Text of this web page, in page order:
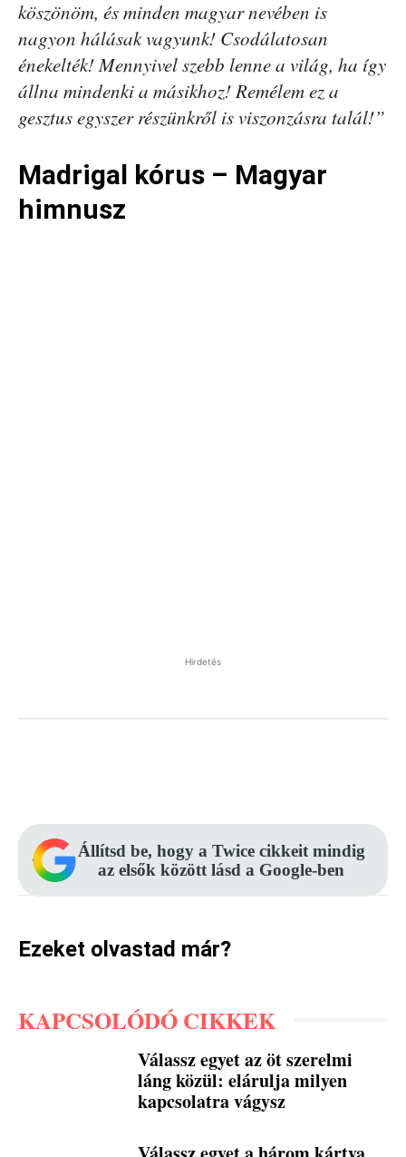
köszönöm, és minden magyar nevében is
nagyon hálásak vagyunk! Csodálatosan
énekelték! Mennyivel szebb lenne a világ, ha így
állna mindenki a másikhoz! Remélem ez a
gesztus egyszer részünkről is viszonzásra talál!”
Madrigal kórus – Magyar
himnusz
Hirdetés
Állítsd be, hogy a Twice cikkeit mindig
az elsők között lásd a Google-ben
Ezeket olvastad már?
KAPCSOLÓDÓ CIKKEK
Válassz egyet az öt szerelmi
láng közül: elárulja milyen
kapcsolatra vágysz